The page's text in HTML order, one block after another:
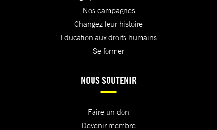
Nos campagnes
Changez leur histoire
Education aux droits humains
Se former
NOUS SOUTENIR
Faire un don
Devenir membre